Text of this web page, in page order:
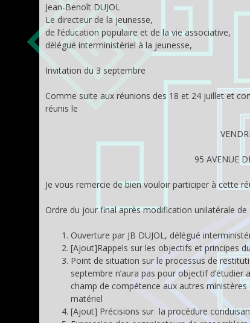
Jean-Benoît DUJOL
Le directeur de la jeunesse,
de l’éducation populaire et de la vie associative,
délégué interministériel à la jeunesse,
Invitation du 3 septembre
Comme suite aux réunions des 18 et 24 juillet et
réunis le
95 AVENUE
Je vous remercie de bien vouloir participer à cette
Ordre du jour final après modification unilatérale de
Ouverture par JB DUJOL, délégué
[Ajout]Rappels sur les objectifs et principes
Point de situation sur le processus de
septembre n’aura pas pour objectif
champ de compétence aux autres
matériel
[Ajout] Précisions sur la procédure